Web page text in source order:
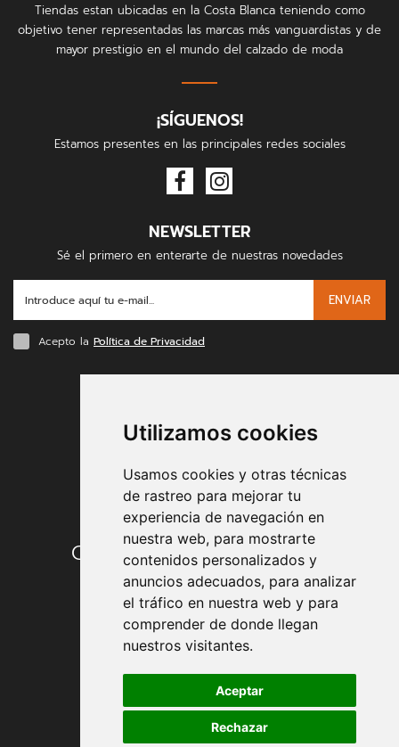
Utilizamos cookies
Usamos cookies y otras técnicas
de rastreo para mejorar tu
experiencia de navegación en
nuestra web, para mostrarte
contenidos personalizados y
anuncios adecuados, para analizar
el tráfico en nuestra web y para
comprender de donde llegan
nuestros visitantes.
Aceptar
Rechazar
Tiendas estan ubicadas en la Costa Blanca teniendo como
objetivo tener representadas las marcas más vanguardistas y de
mayor prestigio en el mundo del calzado de moda
¡SÍGUENOS!
Estamos presentes en las principales redes sociales
NEWSLETTER
Sé el primero en enterarte de nuestras novedades
ENVIAR
Acepto la Política de Privacidad
Condiciones de contratación
Envío y entrega
Devoluciones
Formas de pago
Política de Privacidad